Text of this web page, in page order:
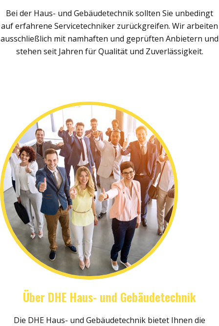
Bei der Haus- und Gebäudetechnik sollten Sie unbedingt
auf erfahrene Servicetechniker zurückgreifen. Wir arbeiten
ausschließlich mit namhaften und geprüften Anbietern und
stehen seit Jahren für Qualität und Zuverlässigkeit.
Über DHE Haus- und Gebäudetechnik
Die DHE Haus- und Gebäudetechnik bietet Ihnen die